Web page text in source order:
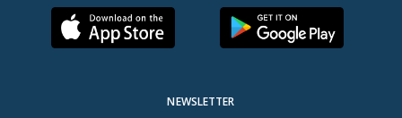
NEWSLETTER